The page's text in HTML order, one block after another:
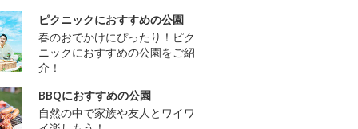
ピクニックにおすすめの公園
春のおでかけにぴったり！ピク
ニックにおすすめの公園をご紹
介！
BBQにおすすめの公園
自然の中で家族や友人とワイワ